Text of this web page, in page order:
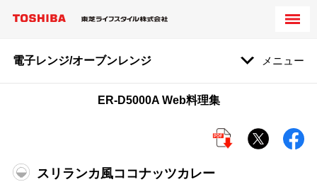
電子レンジ/オーブンレンジ メニュー
ER-D5000A Web料理集
スリランカ風ココナッツカレー